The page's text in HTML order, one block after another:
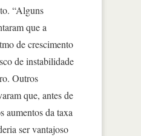
“Alguns
que a
de crescimento
de instabilidade
Outros
que, antes de
aumentos da taxa
ser vantajoso